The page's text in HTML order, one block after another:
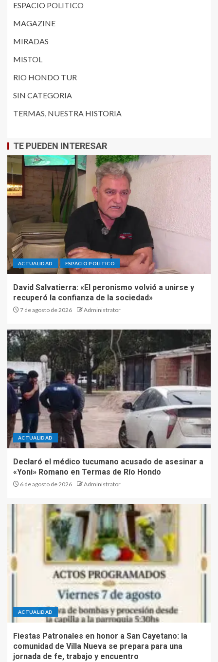
ESPACIO POLITICO
MAGAZINE
MIRADAS
MISTOL
RIO HONDO TUR
SIN CATEGORIA
TERMAS, NUESTRA HISTORIA
TE PUEDEN INTERESAR
ACTUALIDAD ESPACIO POLITICO
David Salvatierra: «El peronismo volvió a unirse y
recuperó la confianza de la sociedad»
7 de agosto de 2026 Administrator
ACTUALIDAD
Declaró el médico tucumano acusado de asesinar a
«Yoni» Romano en Termas de Río Hondo
6 de agosto de 2026 Administrator
ACTUALIDAD
Fiestas Patronales en honor a San Cayetano: la
comunidad de Villa Nueva se prepara para una
jornada de fe, trabajo y encuentro